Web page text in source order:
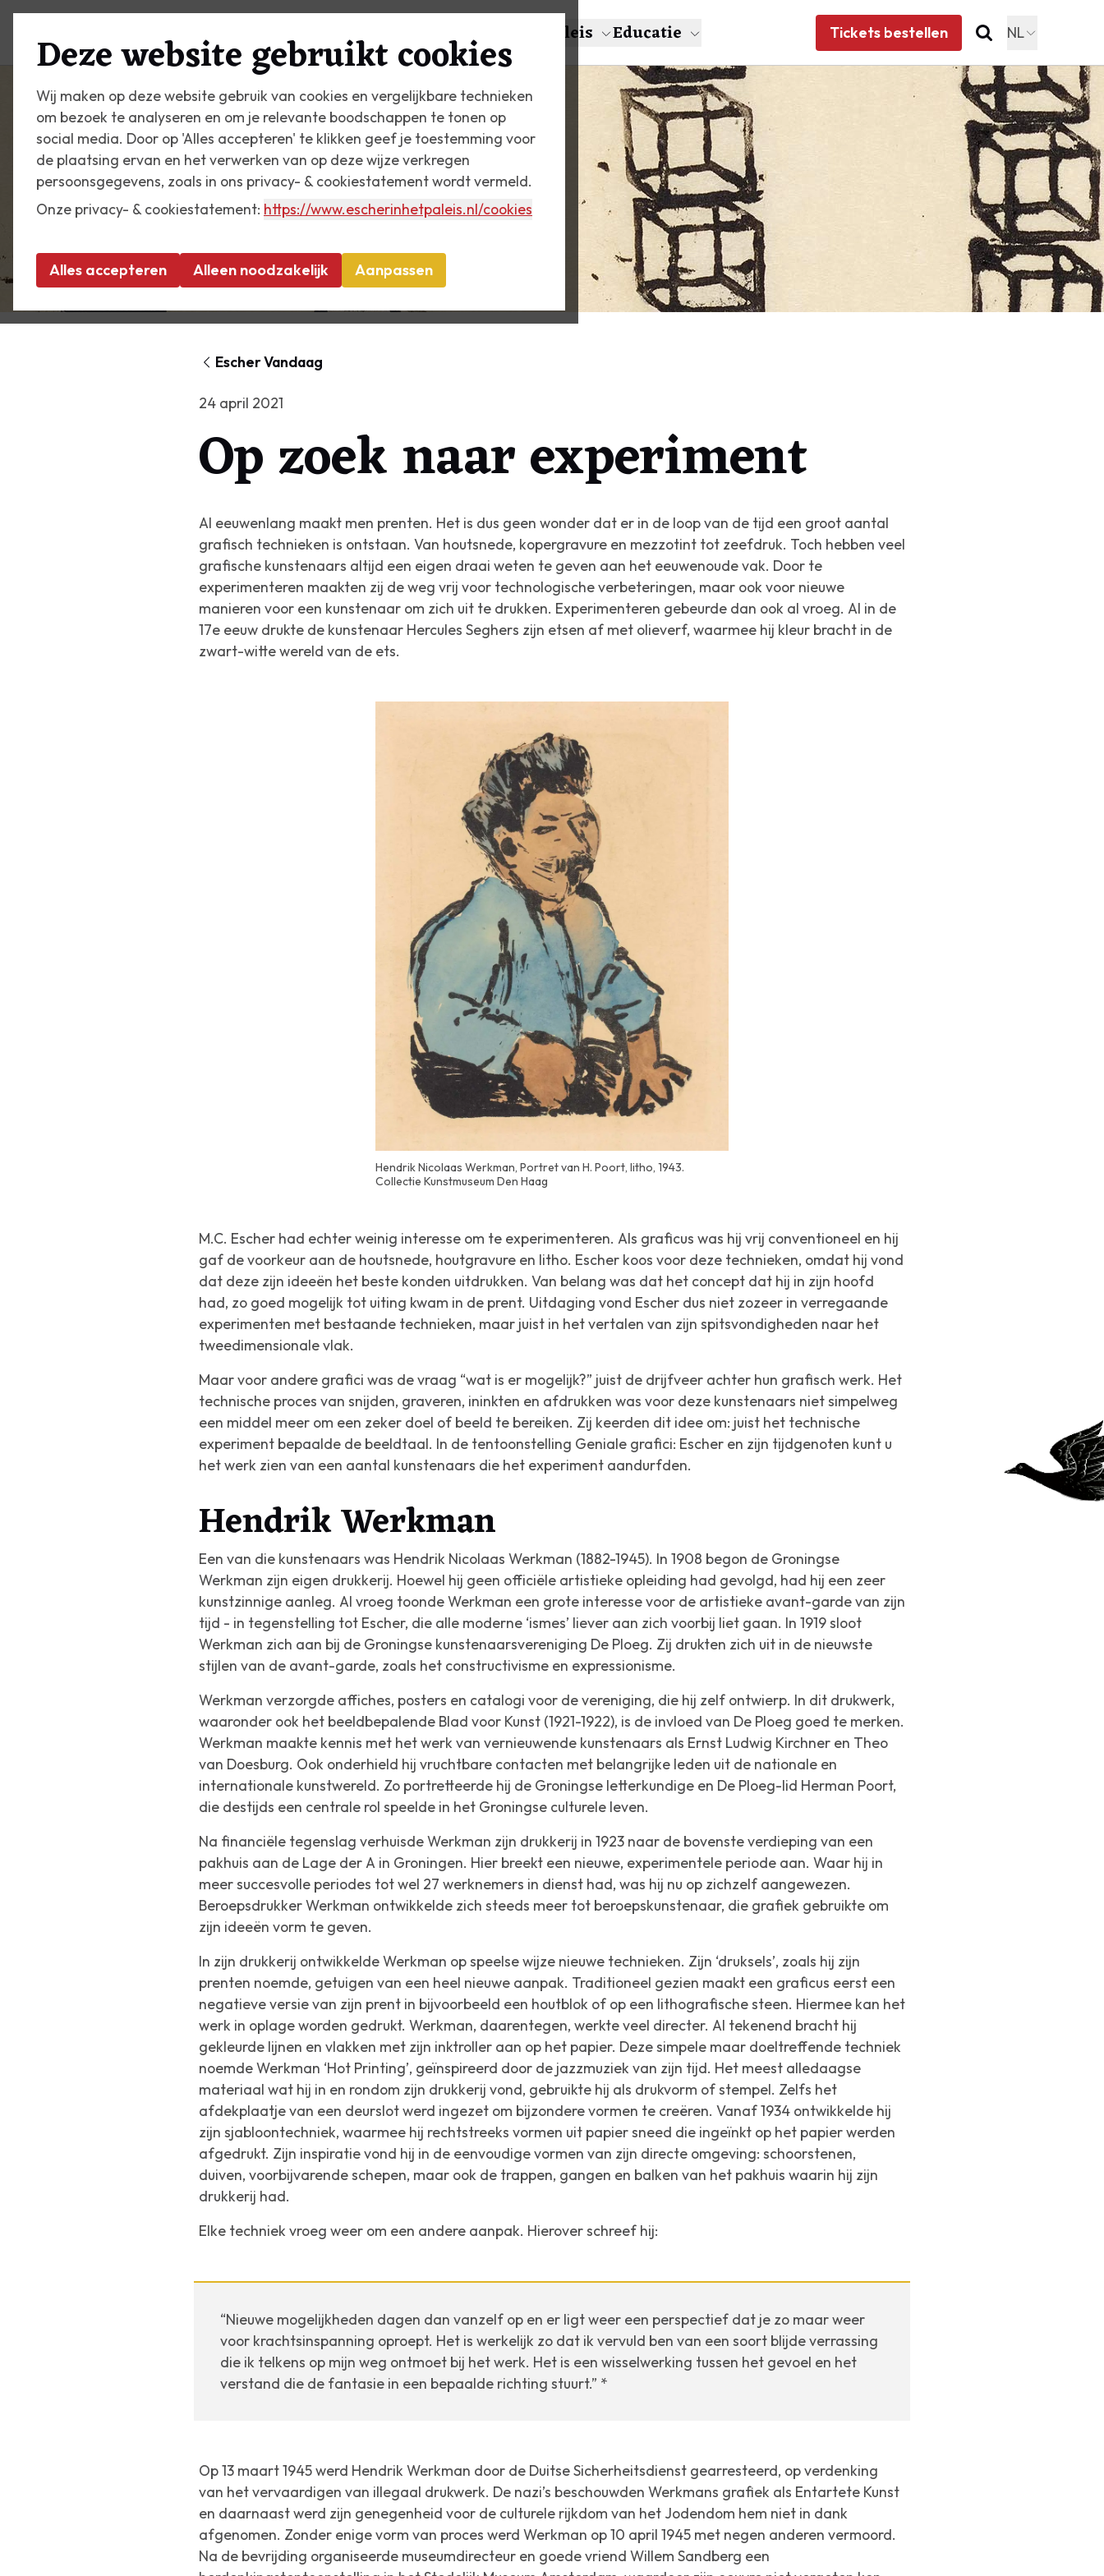
Deze website gebruikt cookies
Wij maken op deze website gebruik van cookies en vergelijkbare technieken
om bezoek te analyseren en om je relevante boodschappen te tonen op
social media. Door op 'Alles accepteren' te klikken geef je toestemming voor
de plaatsing ervan en het verwerken van op deze wijze verkregen
persoonsgegevens, zoals in ons privacy- & cookiestatement wordt vermeld.
Onze privacy- & cookiestatement: https://www.escherinhetpaleis.nl/cookies
Alles accepteren Alleen noodzakelijk Aanpassen
Plan je bezoek Zien & doen Over Escher Het Paleis Educatie Tickets bestellen NL
Escher Vandaag
24 april 2021
Op zoek naar experiment
Al eeuwenlang maakt men prenten. Het is dus geen wonder dat er in de loop van de tijd een groot aantal
grafisch technieken is ontstaan. Van houtsnede, kopergravure en mezzotint tot zeefdruk. Toch hebben veel
grafische kunstenaars altijd een eigen draai weten te geven aan het eeuwenoude vak. Door te
experimenteren maakten zij de weg vrij voor technologische verbeteringen, maar ook voor nieuwe
manieren voor een kunstenaar om zich uit te drukken. Experimenteren gebeurde dan ook al vroeg. Al in de
17e eeuw drukte de kunstenaar Hercules Seghers zijn etsen af met olieverf, waarmee hij kleur bracht in de
zwart-witte wereld van de ets.
Hendrik Nicolaas Werkman, Portret van H. Poort, litho, 1943.
Collectie Kunstmuseum Den Haag
M.C. Escher had echter weinig interesse om te experimenteren. Als graficus was hij vrij conventioneel en hij
gaf de voorkeur aan de houtsnede, houtgravure en litho. Escher koos voor deze technieken, omdat hij vond
dat deze zijn ideeën het beste konden uitdrukken. Van belang was dat het concept dat hij in zijn hoofd
had, zo goed mogelijk tot uiting kwam in de prent. Uitdaging vond Escher dus niet zozeer in verregaande
experimenten met bestaande technieken, maar juist in het vertalen van zijn spitsvondigheden naar het
tweedimensionale vlak.
Maar voor andere grafici was de vraag “wat is er mogelijk?” juist de drijfveer achter hun grafisch werk. Het
technische proces van snijden, graveren, ininkten en afdrukken was voor deze kunstenaars niet simpelweg
een middel meer om een zeker doel of beeld te bereiken. Zij keerden dit idee om: juist het technische
experiment bepaalde de beeldtaal. In de tentoonstelling Geniale grafici: Escher en zijn tijdgenoten kunt u
het werk zien van een aantal kunstenaars die het experiment aandurfden.
Hendrik Werkman
Een van die kunstenaars was Hendrik Nicolaas Werkman (1882-1945). In 1908 begon de Groningse
Werkman zijn eigen drukkerij. Hoewel hij geen officiële artistieke opleiding had gevolgd, had hij een zeer
kunstzinnige aanleg. Al vroeg toonde Werkman een grote interesse voor de artistieke avant-garde van zijn
tijd - in tegenstelling tot Escher, die alle moderne ‘ismes’ liever aan zich voorbij liet gaan. In 1919 sloot
Werkman zich aan bij de Groningse kunstenaarsvereniging De Ploeg. Zij drukten zich uit in de nieuwste
stijlen van de avant-garde, zoals het constructivisme en expressionisme.
Werkman verzorgde affiches, posters en catalogi voor de vereniging, die hij zelf ontwierp. In dit drukwerk,
waaronder ook het beeldbepalende Blad voor Kunst (1921-1922), is de invloed van De Ploeg goed te merken.
Werkman maakte kennis met het werk van vernieuwende kunstenaars als Ernst Ludwig Kirchner en Theo
van Doesburg. Ook onderhield hij vruchtbare contacten met belangrijke leden uit de nationale en
internationale kunstwereld. Zo portretteerde hij de Groningse letterkundige en De Ploeg-lid Herman Poort,
die destijds een centrale rol speelde in het Groningse culturele leven.
Na financiële tegenslag verhuisde Werkman zijn drukkerij in 1923 naar de bovenste verdieping van een
pakhuis aan de Lage der A in Groningen. Hier breekt een nieuwe, experimentele periode aan. Waar hij in
meer succesvolle periodes tot wel 27 werknemers in dienst had, was hij nu op zichzelf aangewezen.
Beroepsdrukker Werkman ontwikkelde zich steeds meer tot beroepskunstenaar, die grafiek gebruikte om
zijn ideeën vorm te geven.
In zijn drukkerij ontwikkelde Werkman op speelse wijze nieuwe technieken. Zijn ‘druksels’, zoals hij zijn
prenten noemde, getuigen van een heel nieuwe aanpak. Traditioneel gezien maakt een graficus eerst een
negatieve versie van zijn prent in bijvoorbeeld een houtblok of op een lithografische steen. Hiermee kan het
werk in oplage worden gedrukt. Werkman, daarentegen, werkte veel directer. Al tekenend bracht hij
gekleurde lijnen en vlakken met zijn inktroller aan op het papier. Deze simpele maar doeltreffende techniek
noemde Werkman ‘Hot Printing’, geïnspireerd door de jazzmuziek van zijn tijd. Het meest alledaagse
materiaal wat hij in en rondom zijn drukkerij vond, gebruikte hij als drukvorm of stempel. Zelfs het
afdekplaatje van een deurslot werd ingezet om bijzondere vormen te creëren. Vanaf 1934 ontwikkelde hij
zijn sjabloontechniek, waarmee hij rechtstreeks vormen uit papier sneed die ingeïnkt op het papier werden
afgedrukt. Zijn inspiratie vond hij in de eenvoudige vormen van zijn directe omgeving: schoorstenen,
duiven, voorbijvarende schepen, maar ook de trappen, gangen en balken van het pakhuis waarin hij zijn
drukkerij had.
Elke techniek vroeg weer om een andere aanpak. Hierover schreef hij:
“Nieuwe mogelijkheden dagen dan vanzelf op en er ligt weer een perspectief dat je zo maar weer
voor krachtsinspanning oproept. Het is werkelijk zo dat ik vervuld ben van een soort blijde verrassing
die ik telkens op mijn weg ontmoet bij het werk. Het is een wisselwerking tussen het gevoel en het
verstand die de fantasie in een bepaalde richting stuurt.” *
Op 13 maart 1945 werd Hendrik Werkman door de Duitse Sicherheitsdienst gearresteerd, op verdenking
van het vervaardigen van illegaal drukwerk. De nazi’s beschouwden Werkmans grafiek als Entartete Kunst
en daarnaast werd zijn genegenheid voor de culturele rijkdom van het Jodendom hem niet in dank
afgenomen. Zonder enige vorm van proces werd Werkman op 10 april 1945 met negen anderen vermoord.
Na de bevrijding organiseerde museumdirecteur en goede vriend Willem Sandberg een